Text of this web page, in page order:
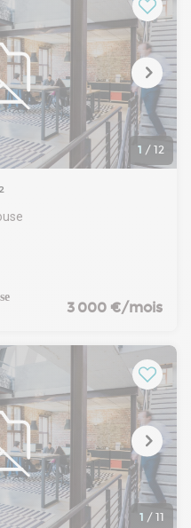
fonctionnels
Stationnement sécurisé en
Contrôle d'accès avec
d'enseigne sur la façade
l'objet d'une
confort d'accueil.
recherchant un
opérationnel
Toulouse.
1 / 12
propose à la location
et un sous-sol
Pharaon.
et d'avance
3 000 €/mois
1 / 11